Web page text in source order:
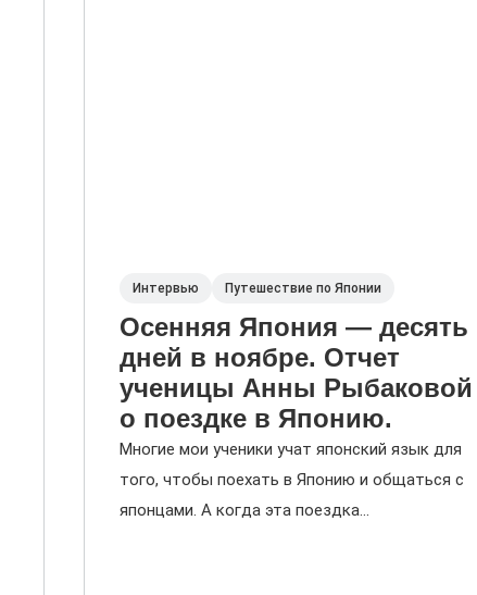
Интервью Путешествие по Японии
Осенняя Япония — десять
дней в ноябре. Отчет
ученицы Анны Рыбаковой
о поездке в Японию.
Многие мои ученики учат японский язык для
того, чтобы поехать в Японию и общаться с
японцами. А когда эта поездка...